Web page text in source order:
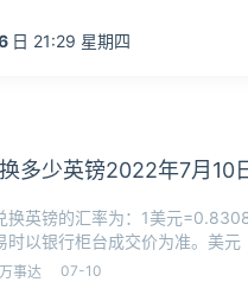
日 21:29 星期四
多少英镑2022年7月10
换英镑的汇率为：1美元
时以银行柜台成交价为准。美
万事达 07-10